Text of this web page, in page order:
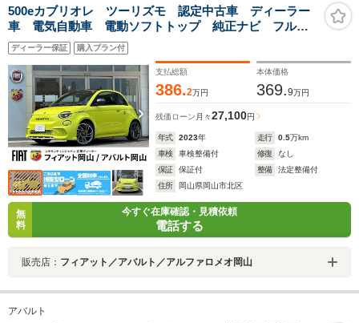
アシスト/電動パーキ
ングブレーキ/衝突軽
減被害システム/レー
AW HIDヘッドライ
ト 電動格納ミラー
レール スペアキー
フロアマット ドアバ
イザー
続/ETC/EBD
滑り防止装置
500eカブリオレ ツーリズモ 認定中古車 ディーラー
車 電気自動車 電動ソフトトップ 純正ナビ フルセ
グ AndroidAuto AppleCarPlay Bluetooth
USB 純正オーディオ アダプティブクルコン
ETC2 純正アルミ FIAT純正ドラレコ
ディーラー保証 購入プラン付
支払総額
386.2万円
本体価格
369.9万円
残価ローン 月々27,100円
年式 2023年 走行 0.5万km
車検
車検整備付 修復
なし
保証
保証付 整備
法定整備付
住所
岡山県岡山市北区
無
料
今すぐ在庫確認・見積依頼
電話する
販売店： フィアット／アバルト／アルファロメオ岡山
アバルト